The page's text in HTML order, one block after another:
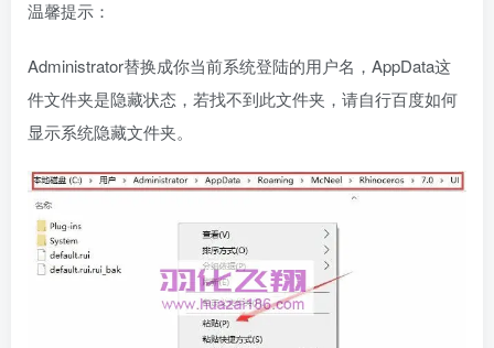
温馨提示：
Administrator替换成你当前系统登陆的用户名，AppData这
件文件夹是隐藏状态，若找不到此文件夹，请自行百度如何
显示系统隐藏文件夹。